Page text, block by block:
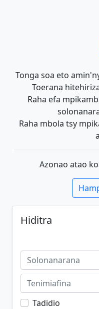
Tonga soa eto
Toerana
Raha efa
Raha mbola tsy
Azonao atao
Hiditra
Tadidio